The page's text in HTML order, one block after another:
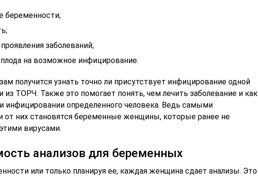
беременности;
заболеваний;
на возможное инфицирование.
получится узнать точно ли присутствует инфицирование одной
из ТОРЧ. Также это помогает понять, чем лечить заболевание и как
инфицировании определенного человека. Ведь самыми
них становятся беременные женщины, которые ранее не
вирусами.
анализов для беременных
или только планируя ее, каждая женщина сдает анализы. Это